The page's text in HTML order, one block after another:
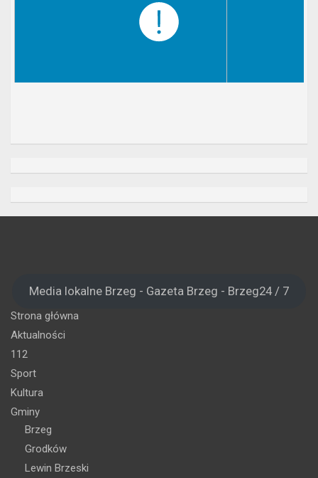
Media lokalne Brzeg - Gazeta Brzeg - Brzeg24 / 7
Strona główna
Aktualności
112
Sport
Kultura
Gminy
Brzeg
Grodków
Lewin Brzeski